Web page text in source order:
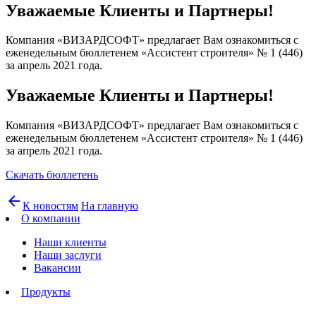
Уважаемые Клиенты и Партнеры!
Компания «ВИЗАРДСОФТ» предлагает Вам ознакомиться с
еженедельным бюллетенем «Ассистент строителя» № 1 (446)
за апрель 2021 года.
Уважаемые Клиенты и Партнеры!
Компания «ВИЗАРДСОФТ» предлагает Вам ознакомиться с
еженедельным бюллетенем «Ассистент строителя» № 1 (446)
за апрель 2021 года.
Скачать бюллетень
arrow_back К новостям На главную
О компании
Наши клиенты
Наши заслуги
Вакансии
Продукты